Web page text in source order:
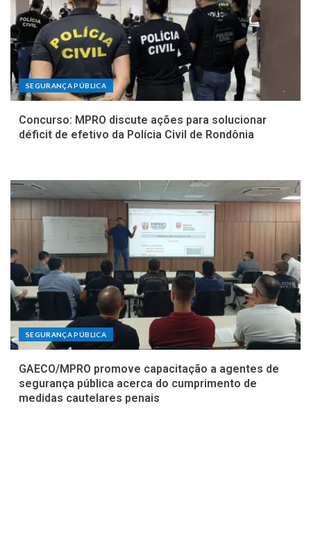
SEGURANÇA PÚBLICA
Concurso: MPRO discute ações para solucionar
déficit de efetivo da Polícia Civil de Rondônia
SEGURANÇA PÚBLICA
GAECO/MPRO promove capacitação a agentes de
segurança pública acerca do cumprimento de
medidas cautelares penais